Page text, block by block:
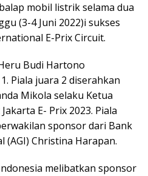
mobil listrik selama dua
(3-4 Juni 2022)i sukses
E-Prix Circuit.
Budi Hartono
Piala juara 2 diserahkan
Mikola selaku Ketua
E- Prix 2023. Piala
sponsor dari Bank
Christina Harapan.
melibatkan sponsor